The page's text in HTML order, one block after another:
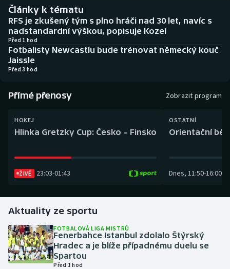
Basketbal
Biatlon
Boby a skeleton
Box
Golf
Gymnastika
Házená
Historické návraty
Aplikace ČT sport
AZ kvíz
Články k tématu
RFS je zkušený tým s plno hráči nad 30 let, navíc s
nadstandardní výškou, popisuje Kozel
Před 1 hod
Fotbalisty Newcastlu bude trénovat německý kouč
Jaissle
Před 3 hod
Přímé přenosy Zobrazit program
HOKEJ
Hlinka Gretzky Cup: Česko – Finsko
ŽIVĚ 23:03-01:43
OSTATNÍ
Orientační
Dnes, 11:50-16:00
Aktuality ze sportu
FOTBALOVÁ LIGA MISTRŮ
Fenerbahce Istanbul zdolalo Štýrský
Hradec a je blíže případnému duelu se
Spartou
Před 1 hod